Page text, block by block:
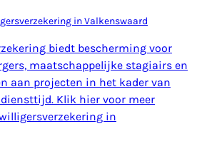
in Valkenswaard
biedt bescherming voor
maatschappelijke stagiairs en
aan projecten in het kader van
Klik hier voor meer
in